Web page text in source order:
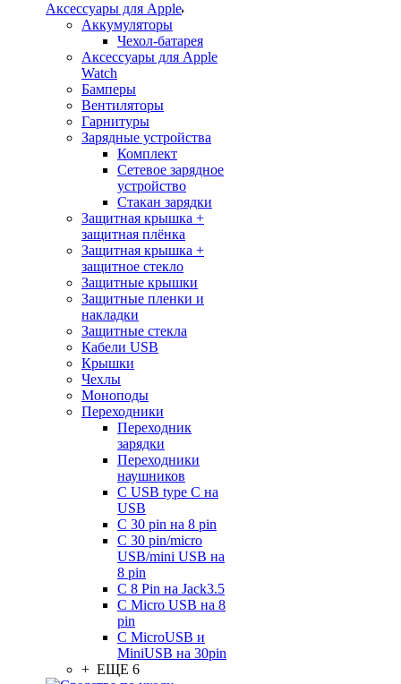
Аксессуары для Apple
Аккумуляторы
Чехол-батарея
Аксессуары для Apple
Watch
Бамперы
Вентиляторы
Гарнитуры
Зарядные устройства
Комплект
Сетевое зарядное
устройство
Стакан зарядки
Защитная крышка +
защитная плёнка
Защитная крышка +
защитное стекло
Защитные крышки
Защитные пленки и
накладки
Защитные стекла
Кабели USB
Крышки
Чехлы
Моноподы
Переходники
Переходник
зарядки
Переходники
наушников
С USB type C на
USB
С 30 pin на 8 pin
С 30 pin/micro
USB/mini USB на
8 pin
С 8 Pin на Jack3.5
С Micro USB на 8
pin
С MicroUSB и
MiniUSB на 30pin
+ ЕЩЕ 6